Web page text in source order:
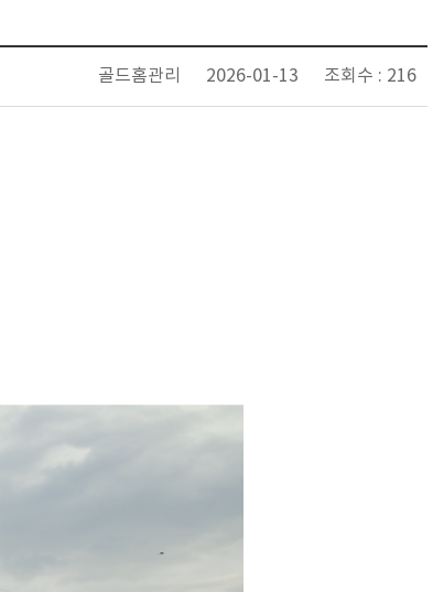
골드홈관리 2026-01-13 조회수 : 216